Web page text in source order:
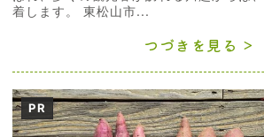
着します。 東松山市...
つづきを見る
PR